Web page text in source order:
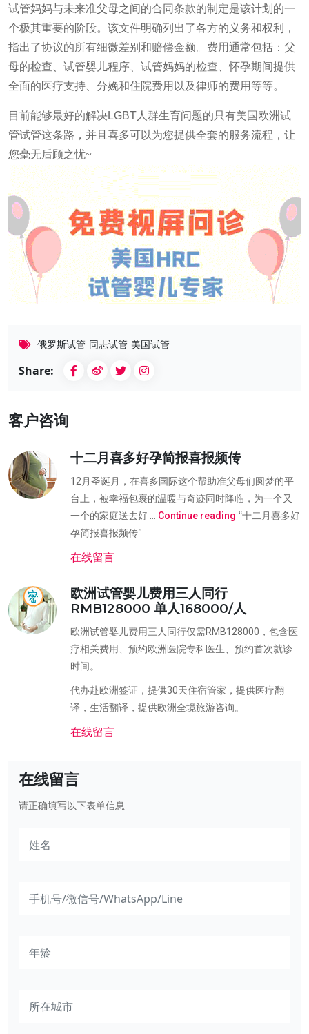
试管妈妈与未来准父母之间的合同条款的制定是该计划的一
个极其重要的阶段。该文件明确列出了各方的义务和权利，
指出了协议的所有细微差别和赔偿金额。费用通常包括：父
母的检查、试管婴儿程序、试管妈妈的检查、怀孕期间提供
全面的医疗支持、分娩和住院费用以及律师的费用等等。
目前能够最好的解决LGBT 人群生育问题的 只有美国 欧洲试
管试管这条路，并且喜多可以为您提供全套的服务流程，让
您毫无后顾之忧~
俄罗斯试管 同志试管 美国试管
Share:
客户咨询
十二月喜多好孕简报喜报频传
12月圣诞月，在喜多国际这个帮助准父母们圆梦的平
台上，被幸福包裹的温暖与奇迹同时降临，为一个又
一个的家庭送去好 … Continue reading “十二月喜多好
孕简报喜报频传”
在线留言
欧洲试管婴儿费用三人同行
RMB128000 单人168000/人
欧洲试管婴儿费用三人同行仅需RMB128000，包含医
疗相关费用、预约欧洲医院专科医生、预约首次就诊
时间。
代办赴欧洲签证，提供30天住宿管家，提供医疗翻
译，生活翻译，提供欧洲全境旅游咨询。
在线留言
在线留言
请正确填写以下表单信息